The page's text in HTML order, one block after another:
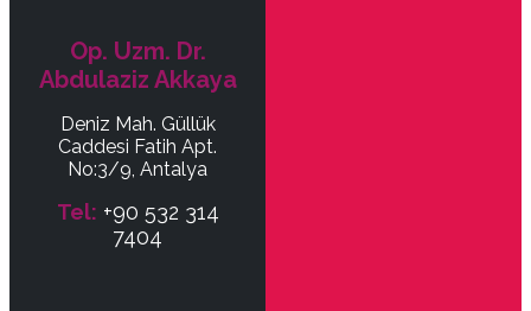
Op. Uzm. Dr.
Abdulaziz Akkaya
Deniz Mah. Güllük
Caddesi Fatih Apt.
No:3/9, Antalya
Tel: +90 532 314
7404